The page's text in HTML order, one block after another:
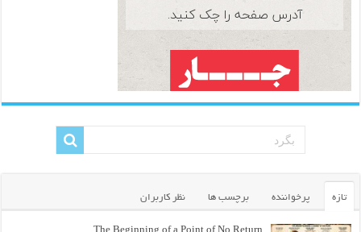
تازه پرخواننده برچسب ها نظر کاربران